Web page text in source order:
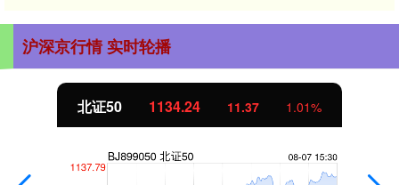
沪深京行情 实时轮播
北证50 1134.24 11.37 1.01%